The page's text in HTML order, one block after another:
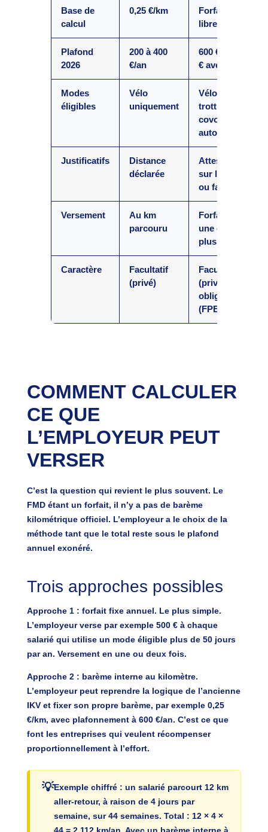
Base de
calcul
0,25 €/km
Forfait annuel
libre
Plafond
2026
200 à 400
€/an
600 €/an (900
€ avec TC)
Modes
éligibles
Vélo
uniquement
Vélo,
trottinette,
covoiturage,
autopartage…
Justificatifs
Distance
déclarée
Attestation
sur l’honneur
ou facture
Versement
Au km
parcouru
Forfait, en
une ou
plusieurs fois
Caractère
Facultatif
(privé)
Facultatif
(privé),
obligatoire
(FPE)
COMMENT CALCULER
CE QUE
L’EMPLOYEUR PEUT
VERSER
C’est la question qui revient le plus souvent. Le
FMD étant un forfait, il n’y a pas de barème
kilométrique officiel. L’employeur a le choix de la
méthode tant que le total reste sous le plafond
annuel exonéré.
Trois approches possibles
Approche 1 : forfait fixe annuel. Le plus simple.
L’employeur verse par exemple 500 € à chaque
salarié qui utilise un mode éligible plus de 50 jours
par an. Versement en une ou deux fois.
Approche 2 : barème interne au kilomètre.
L’employeur peut reprendre la logique de l’ancienne
IKVet fixer son propre barème, par exemple 0,25
€/km, avec plafonnement à 600 €/an. C’est ce que
font les entreprises qui veulent récompenser
proportionnellement à l’effort.
Exemple chiffré : un salarié parcourt 12 km
aller-retour, à raison de 4 jours par
semaine, sur 44 semaines. Total : 12 × 4 ×